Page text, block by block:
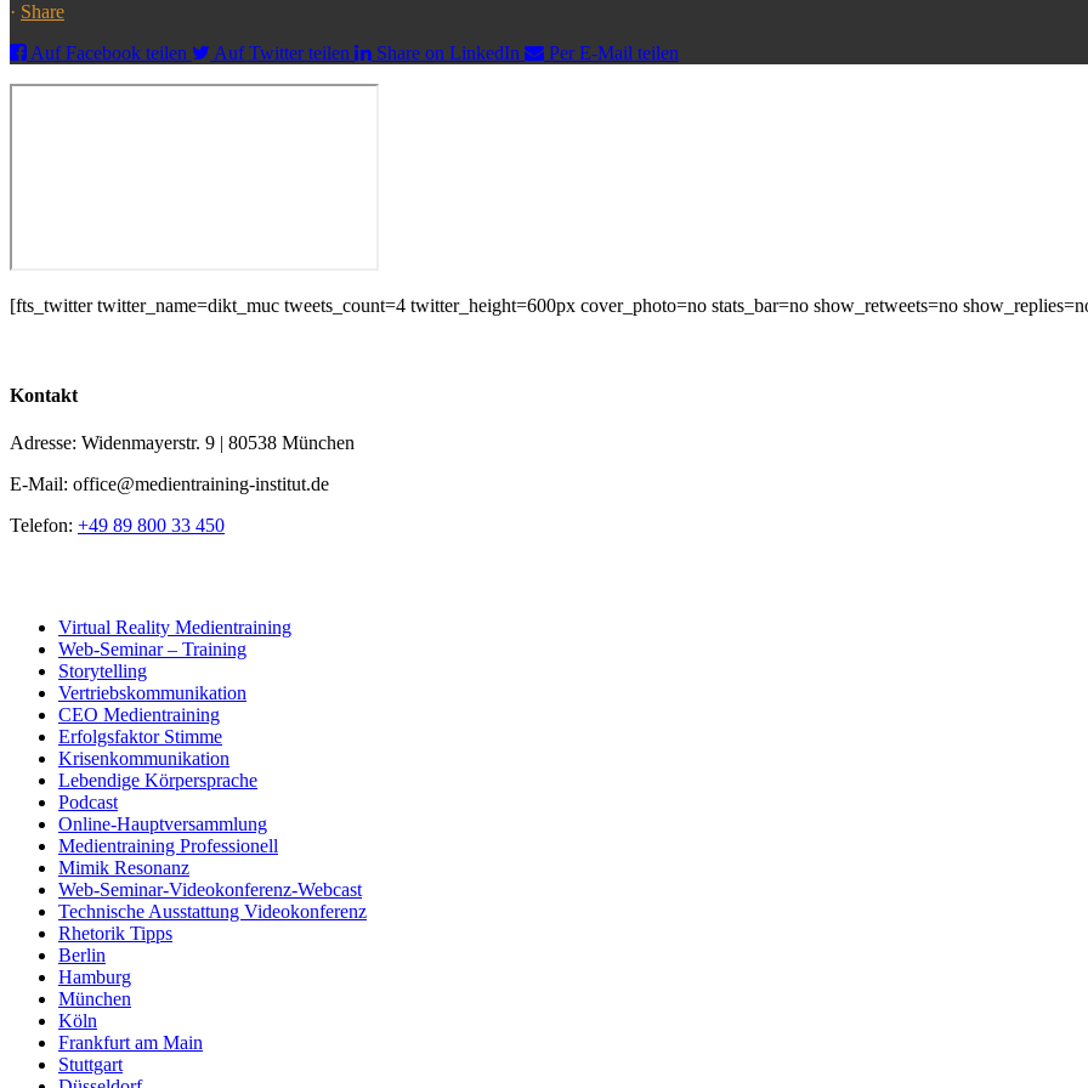
· Share
Auf Facebook teilen
Auf Twitter teilen Share on LinkedIn Per E-Mail teilen
[fts_twitter twitter_name=dikt_muc tweets_count=4 twitter_height=600px cover_photo=no stats_bar=no show_retweets=no
Kontakt
Adresse: Widenmayerstr. 9 | 80538 München
E-Mail: office@medientraining-institut.de
Telefon: +49 89 800 33 450
Virtual Reality Medientraining
Web-Seminar – Training
Storytelling
Vertriebskommunikation
CEO Medientraining
Erfolgsfaktor Stimme
Krisenkommunikation
Lebendige Körpersprache
Podcast
Online-Hauptversammlung
Medientraining Professionell
Mimik Resonanz
Web-Seminar-Videokonferenz-Webcast
Technische Ausstattung Videokonferenz
Rhetorik Tipps
Berlin
Hamburg
München
Köln
Frankfurt am Main
Stuttgart